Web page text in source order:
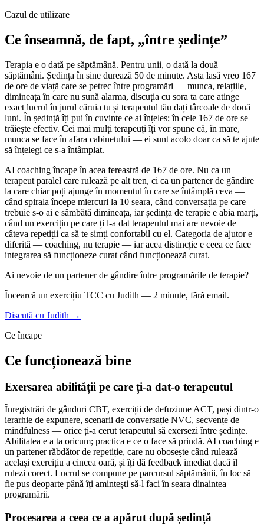
Cazul de utilizare
Ce înseamnă, de fapt, „între ședințe”
Terapia e o dată pe săptămână. Pentru unii, o dată la două
săptămâni. Ședința în sine durează 50 de minute. Asta lasă vreo 167
de ore de viață care se petrec între programări — munca, relațiile,
dimineața în care nu sună alarma, discuția cu sora ta care atinge
exact lucrul în jurul căruia tu și terapeutul tău dați târcoale de două
luni. În ședință îți pui în cuvinte ce ai înțeles; în cele 167 de ore se
trăiește efectiv. Cei mai mulți terapeuți îți vor spune că, în mare,
munca se face în afara cabinetului — ei sunt acolo doar ca să te ajute
să înțelegi ce s-a întâmplat.
AI coaching încape în acea fereastră de 167 de ore. Nu ca un
terapeut paralel care rulează pe alt tren, ci ca un partener de gândire
la care chiar poți ajunge în momentul în care se întâmplă ceva —
când spirala începe miercuri la 10 seara, când conversația pe care
trebuie s-o ai e sâmbătă dimineața, iar ședința de terapie e abia marți,
când un exercițiu pe care ți l-a dat terapeutul mai are nevoie de
câteva repetiții ca să te simți confortabil cu el. Categoria de ajutor e
diferită — coaching, nu terapie — iar acea distincție e ceea ce face
integrarea să funcționeze curat când funcționează curat.
Ai nevoie de un partener de gândire între programările de terapie?
Încearcă un exercițiu TCC cu Judith — 2 minute, fără email.
Discută cu Judith →
Ce încape
Ce funcționează bine
Exersarea abilității pe care ți-a dat-o terapeutul
Înregistrări de gânduri CBT, exerciții de defuziune ACT, pași dintr-o
ierarhie de expunere, scenarii de conversație NVC, secvențe de
mindfulness — orice ți-a cerut terapeutul să exersezi între ședințe.
Abilitatea e a ta oricum; practica e ce o face să prindă. AI coaching e
un partener răbdător de repetiție, care nu obosește când rulează
același exercițiu a cincea oară, și îți dă feedback imediat dacă îl
rulezi corect. Lucrul se compune pe parcursul săptămânii, în loc să
fie pus deoparte până îți amintești să-l faci în seara dinaintea
programării.
Procesarea a ceea ce a apărut după ședință